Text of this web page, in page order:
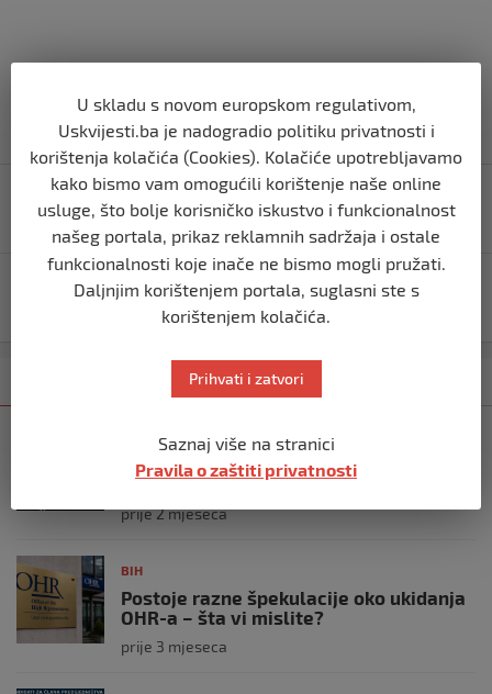
Navigacija
objava
Francuska zatvara noćne klubove uoči Božića zbog
varijante omikron
Procurio dokument američkih službi: Rusi će napasti
Ukrajinu sa 175.000 vojnika?
Najnovije
Ravnopravnost da — politička
manipulacija ne
prije 2 mjeseca
BIH
Postoje razne špekulacije oko ukidanja
OHR-a – šta vi mislite?
prije 3 mjeseca
U skladu s novom europskom regulativom,
Uskvijesti.ba je nadogradio politiku privatnosti i
korištenja kolačića (Cookies). Kolačiće upotrebljavamo
kako bismo vam omogućili korištenje naše online
usluge, što bolje korisničko iskustvo i funkcionalnost
našeg portala, prikaz reklamnih sadržaja i ostale
funkcionalnosti koje inače ne bismo mogli pružati.
Daljnjim korištenjem portala, suglasni ste s
korištenjem kolačića.
Prihvati i zatvori
Saznaj više na stranici
Pravila o zaštiti privatnosti